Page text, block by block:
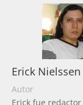
Erick
Autor
Erick fue redactor